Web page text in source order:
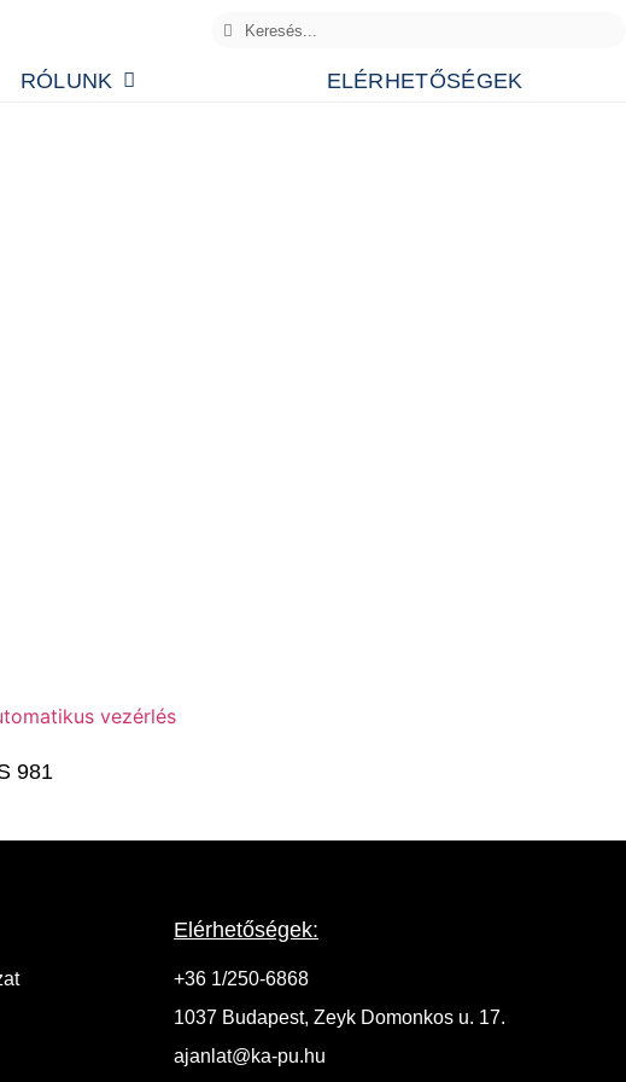
RÓLUNK ELÉRHETŐSÉGEK
981
Elérhetőségek:
+36 1/250-6868
1037 Budapest, Zeyk Domonkos u. 17.
ajanlat@ka-pu.hu